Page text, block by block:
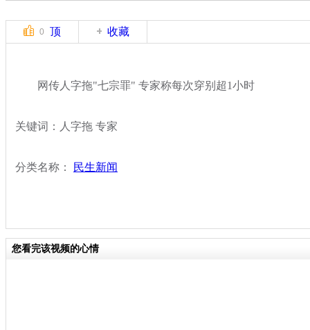
0 顶 收藏
网传人字拖"七宗罪" 专家称每次穿别超1小时
关键词：人字拖 专家
分类名称： 民生新闻
您看完该视频的心情